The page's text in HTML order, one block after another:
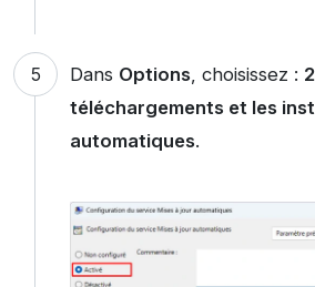
Dans Options, choisissez :
téléchargements et les
automatiques.